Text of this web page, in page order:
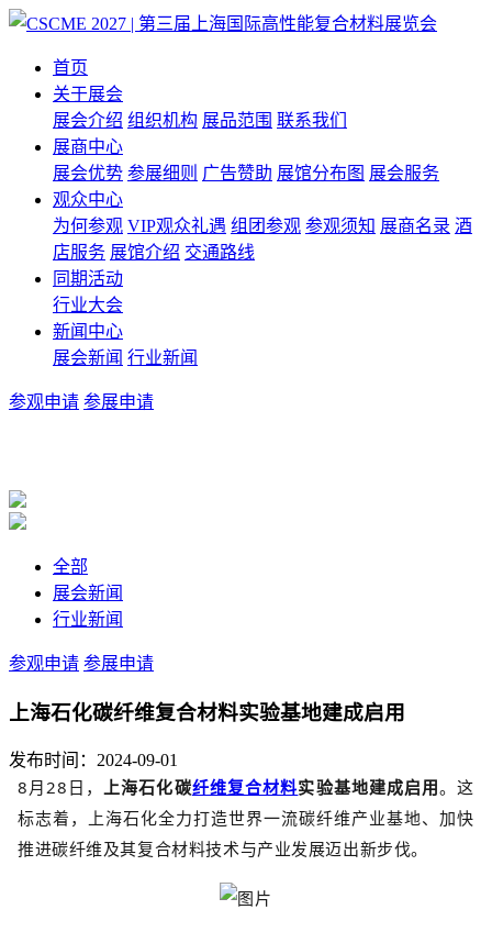
首页
关于展会
展会介绍 组织机构 展品范围 联系我们
展商中心
展会优势 参展细则 广告赞助 展馆分布图 展会服务
观众中心
为何参观 VIP观众礼遇 组团参观 参观须知 展商名录 酒
店服务 展馆介绍 交通路线
同期活动
行业大会
新闻中心
展会新闻 行业新闻
参观申请 参展申请
全部
展会新闻
行业新闻
参观申请 参展申请
上海石化碳纤维复合材料实验基地建成启用
发布时间：2024-09-01
8月28日，上海石化碳纤维复合材料实验基地建成启用。这
标志着，上海石化全力打造世界一流碳纤维产业基地、加快
推进碳纤维及其复合材料技术与产业发展迈出新步伐。